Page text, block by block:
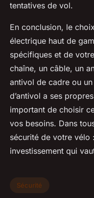
tentatives de vol.
En conclusion, le
électrique haut de
spécifiques et de
chaîne, un câble, un
antivol de cadre ou
d’antivol a ses
important de choisir
vos besoins. Dans
sécurité de votre vélo
investissement qui
Sécurité